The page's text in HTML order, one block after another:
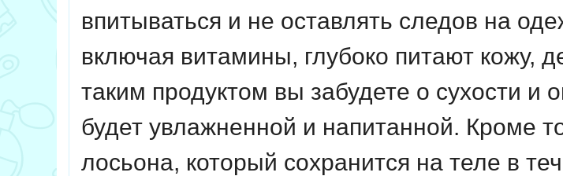
впитываться и не оставлять следов на
включая витамины, глубоко питают кожу,
таким продуктом вы забудете о сухости и
будет увлажненной и напитанной. Кроме
лосьона, который сохранится на теле в